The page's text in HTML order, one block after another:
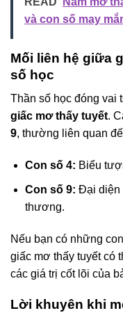
và con số may
Mối liên hệ giữa
số học
Thần số học đóng vai
giấc mơ thấy tuyết.
9, thường liên quan
Con số 4: Biểu
Con số 9: Đại diện
thương.
Nếu bạn có những
giấc mơ thấy tuyết có
các giá trị cốt lõi của
Lời khuyên khi